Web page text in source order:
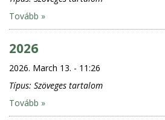
Tovább »
2026
2026. March 13. - 11:26
Típus: Szöveges tartalom
Tovább »